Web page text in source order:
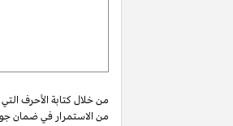
من خلال كتابة الأحرف
من الاستمرار في ضمان